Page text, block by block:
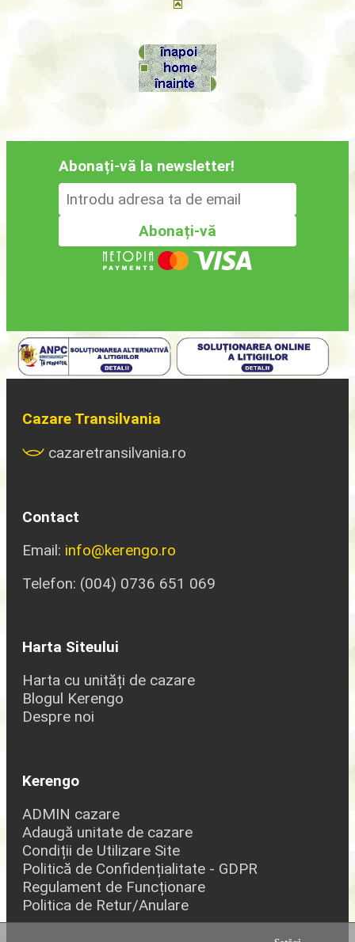
Abonați-vă la newsletter!
Cazare Transilvania
cazaretransilvania.ro
Contact
Email: info@kerengo.ro
Telefon: (004) 0736 651 069
Harta Siteului
Harta cu unități de cazare
Blogul Kerengo
Despre noi
Kerengo
ADMIN cazare
Adaugă unitate de cazare
Condiții de Utilizare Site
Politică de Confidențialitate - GDPR
Regulament de Funcționare
Politica de Retur/Anulare